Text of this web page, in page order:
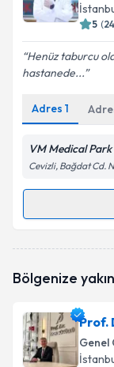
5 (24
Henüz taburcu
hastanede...
Adres 1
VM Medical
Cevizli, Bağdat Cd.
oluşturun.
E-posta
Bölgenize
Prof.
Genel